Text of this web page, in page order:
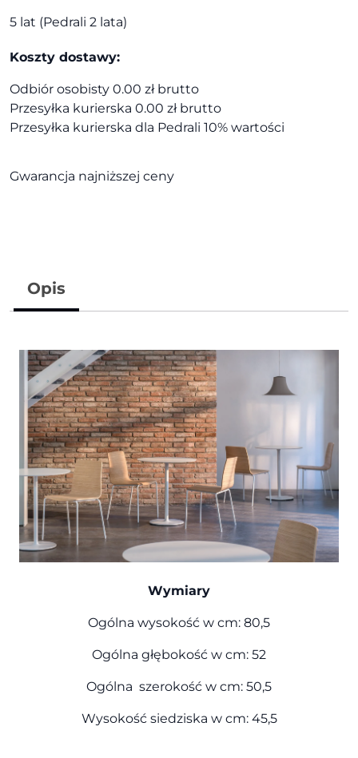
5 lat (Pedrali 2 lata)
Koszty dostawy:
Odbiór osobisty 0.00 zł brutto
Przesyłka kurierska 0.00 zł brutto
Przesyłka kurierska dla Pedrali 10% wartości
Gwarancja najniższej ceny
Opis
Wymiary
Ogólna wysokość w cm: 80,5
Ogólna głębokość w cm: 52
Ogólna szerokość w cm: 50,5
Wysokość siedziska w cm: 45,5